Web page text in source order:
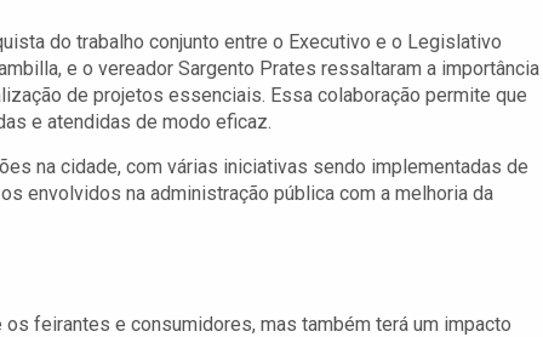
do trabalho conjunto entre o Executivo e o Legislativo
e o vereador Sargento Prates ressaltaram a importância
de projetos essenciais. Essa colaboração permite que
e atendidas de modo eficaz.
na cidade, com várias iniciativas sendo implementadas de
envolvidos na administração pública com a melhoria da
feirantes e consumidores, mas também terá um impacto